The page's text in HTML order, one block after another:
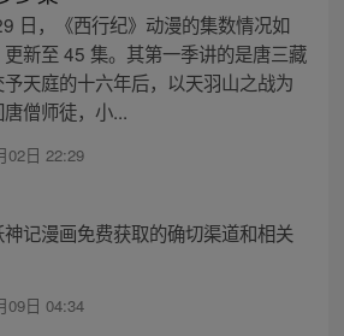
日，《西行纪》动漫的集数情况如
新至 45 集。其第一季讲的是唐三藏
天庭的十六年后，以天羽山之战为
僧师徒，小...
02日 22:29
记漫画免费获取的确切渠道和相关
09日 04:34